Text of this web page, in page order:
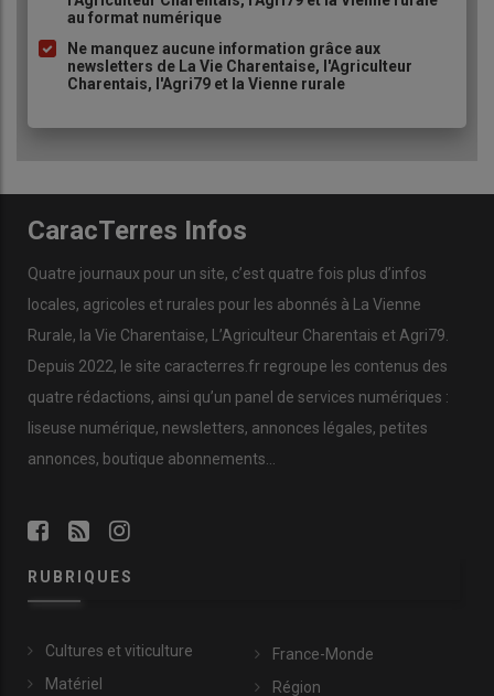
puce
au format numérique
Ne manquez aucune information grâce aux
newsletters de La Vie Charentaise, l'Agriculteur
Charentais, l'Agri79 et la Vienne rurale
CaracTerres Infos
Quatre journaux pour un site, c’est quatre fois plus d’infos
locales, agricoles et rurales pour les abonnés à La Vienne
Rurale, la Vie Charentaise, L’Agriculteur Charentais et Agri79.
Depuis 2022, le site caracterres.fr regroupe les contenus des
quatre rédactions, ainsi qu’un panel de services numériques :
liseuse numérique, newsletters, annonces légales, petites
annonces, boutique abonnements…
RUBRIQUES
Cultures et viticulture
Matériel
France-Monde
Région